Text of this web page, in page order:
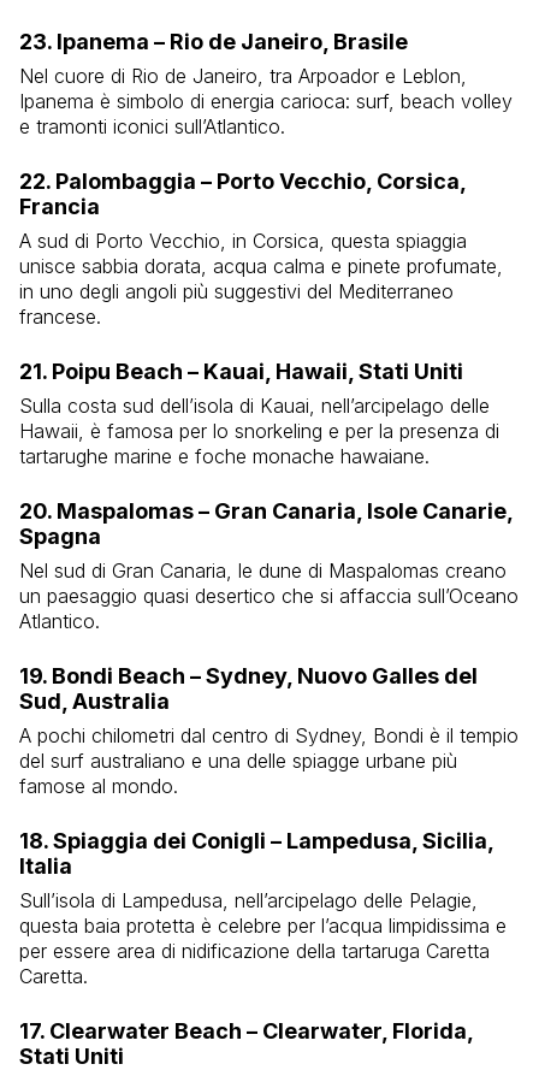
23. Ipanema – Rio de Janeiro, Brasile
Nel cuore di Rio de Janeiro, tra Arpoador e Leblon,
Ipanema è simbolo di energia carioca: surf, beach volley
e tramonti iconici sull’Atlantico.
22. Palombaggia – Porto Vecchio, Corsica,
Francia
A sud di Porto Vecchio, in Corsica, questa spiaggia
unisce sabbia dorata, acqua calma e pinete profumate,
in uno degli angoli più suggestivi del Mediterraneo
francese.
21. Poipu Beach – Kauai, Hawaii, Stati Uniti
Sulla costa sud dell’isola di Kauai, nell’arcipelago delle
Hawaii, è famosa per lo snorkeling e per la presenza di
tartarughe marine e foche monache hawaiane.
20. Maspalomas – Gran Canaria, Isole Canarie,
Spagna
Nel sud di Gran Canaria, le dune di Maspalomas creano
un paesaggio quasi desertico che si affaccia sull’Oceano
Atlantico.
19. Bondi Beach – Sydney, Nuovo Galles del
Sud, Australia
A pochi chilometri dal centro di Sydney, Bondi è il tempio
del surf australiano e una delle spiagge urbane più
famose al mondo.
18. Spiaggia dei Conigli – Lampedusa, Sicilia,
Italia
Sull’isola di Lampedusa, nell’arcipelago delle Pelagie,
questa baia protetta è celebre per l’acqua limpidissima e
per essere area di nidificazione della tartaruga Caretta
Caretta.
17. Clearwater Beach – Clearwater, Florida,
Stati Uniti